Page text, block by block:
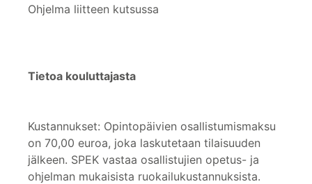
Ohjelma liitteen kutsussa
Tietoa kouluttajasta
Kustannukset: Opintopäivien osallistumismaksu
on 70,00 euroa, joka laskutetaan tilaisuuden
jälkeen. SPEK vastaa osallistujien opetus- ja
ohjelman mukaisista ruokailukustannuksista.